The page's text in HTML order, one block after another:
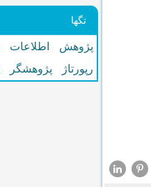
تگها
پژوهش اطلاعات
رپورتاژ
پژوهشگر